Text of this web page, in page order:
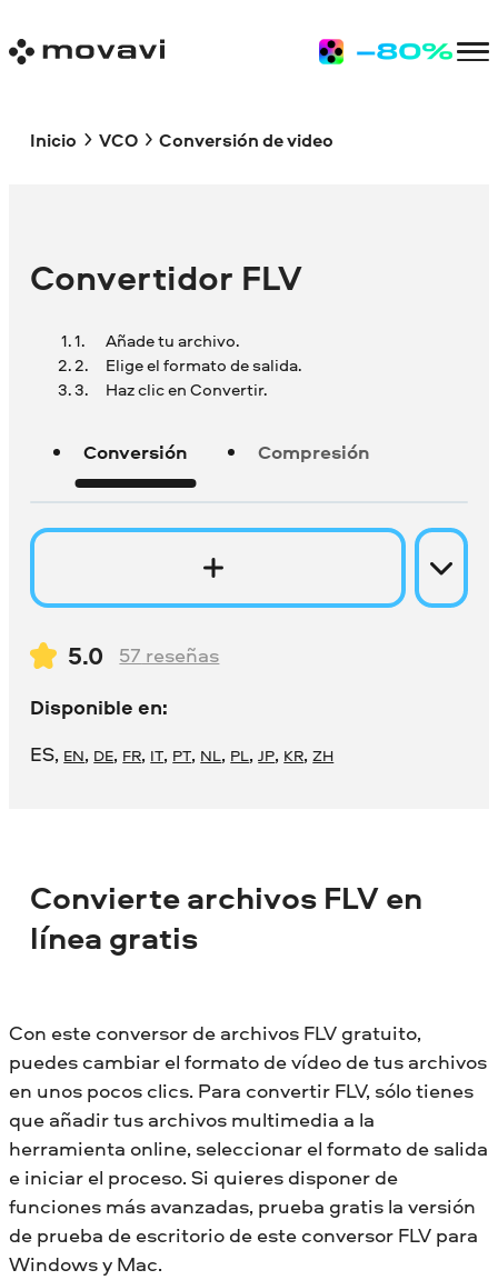
Inicio VCO Conversión de video
Convertidor FLV
Añade tu archivo.
Elige el formato de salida.
Haz clic en Convertir.
Conversión Compresión
5.0 57 reseñas
Disponible en:
ES, EN, DE, FR, IT, PT, NL, PL,JP, KR,ZH
Convierte archivos FLV en
línea gratis
Con este conversor de archivos FLV gratuito,
puedes cambiar el formato de vídeo de tus archivos
en unos pocos clics. Para convertir FLV, sólo tienes
que añadir tus archivos multimedia a la
herramienta online, seleccionar el formato de salida
e iniciar el proceso. Si quieres disponer de
funciones más avanzadas, prueba gratis la versión
de prueba de escritorio de este conversor FLV para
Windows y Mac.